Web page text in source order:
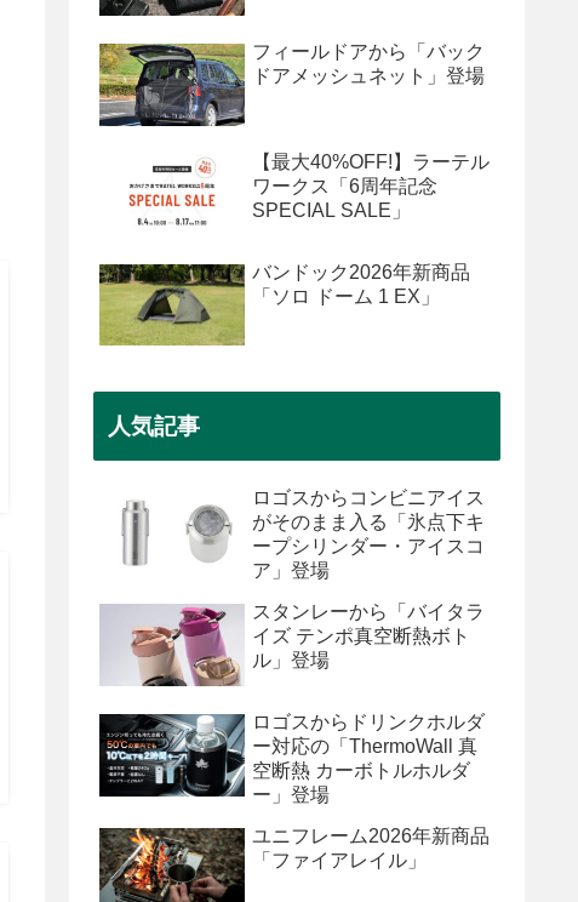
フィールドアから「バック
ドアメッシュネット」登場
【最大40%OFF!】ラーテル
ワークス「6周年記念
SPECIAL SALE」
バンドック2026年新商品
「ソロ ドーム 1 EX」
人気記事
ロゴスからコンビニアイス
がそのまま入る「氷点下キ
ープシリンダー・アイスコ
ア」登場
スタンレーから「バイタラ
イズ テンポ真空断熱ボト
ル」登場
ロゴスからドリンクホルダ
ー対応の「ThermoWall 真
空断熱 カーボトルホルダ
ー」登場
ユニフレーム2026年新商品
「ファイアレイル」